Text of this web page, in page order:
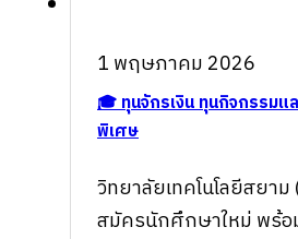
1 พฤษภาคม 2026
🎓 ทุนจักรเงิน ทุนกิจกรรมแ
พิเศษ
วิทยาลัยเทคโนโลยีสยาม
สมัครนักศึกษาใหม่ พร้